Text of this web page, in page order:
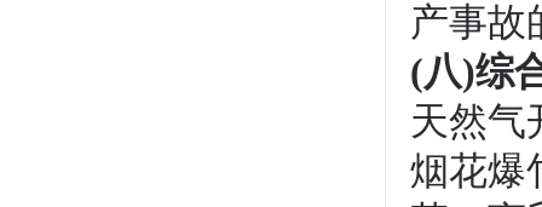
产事故
(八)综
天然气
烟花爆